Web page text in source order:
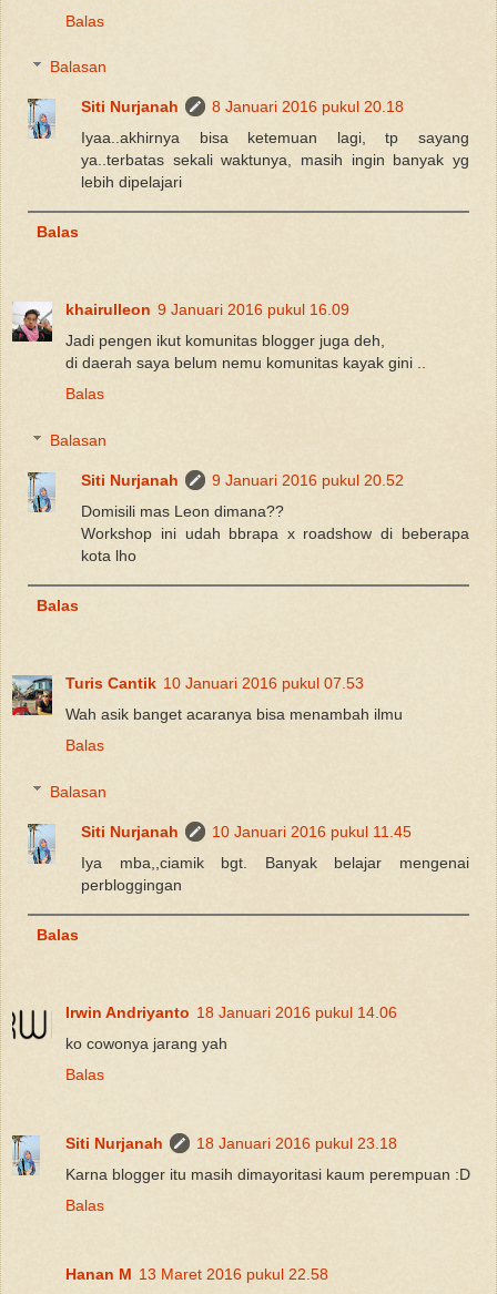
Balas
Balasan
Siti Nurjanah
8 Januari 2016 pukul 20.18
Iyaa..akhirnya bisa ketemuan lagi, tp sayang
ya..terbatas sekali waktunya, masih ingin banyak yg
lebih dipelajari
Balas
khairulleon 9 Januari 2016 pukul 16.09
Jadi pengen ikut komunitas blogger juga deh,
di daerah saya belum nemu komunitas kayak gini ..
Balas
Balasan
Siti Nurjanah
9 Januari 2016 pukul 20.52
Domisili mas Leon dimana??
Workshop ini udah bbrapa x roadshow di beberapa
kota lho
Balas
Turis Cantik 10 Januari 2016 pukul 07.53
Wah asik banget acaranya bisa menambah ilmu
Balas
Balasan
Siti Nurjanah
10 Januari 2016 pukul 11.45
Iya mba,,ciamik bgt. Banyak belajar mengenai
perbloggingan
Balas
Irwin Andriyanto 18 Januari 2016 pukul 14.06
ko cowonya jarang yah
Balas
Siti Nurjanah
18 Januari 2016 pukul 23.18
Karna blogger itu masih dimayoritasi kaum perempuan :D
Balas
Hanan M 13 Maret 2016 pukul 22.58